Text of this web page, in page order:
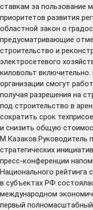
ставкам за пользование
приоритетов развития
областной закон о
предусматривающие
строительство и
электросетевого
киловольт
организации смогут
получая разрешения на
под строительство в
сократить срок
и снизить общую
М.Казаков.Руководитель
стратегических
пресс-конференции
Национального рейтинга
в субъектах РФ
международном
первый полномасштабный